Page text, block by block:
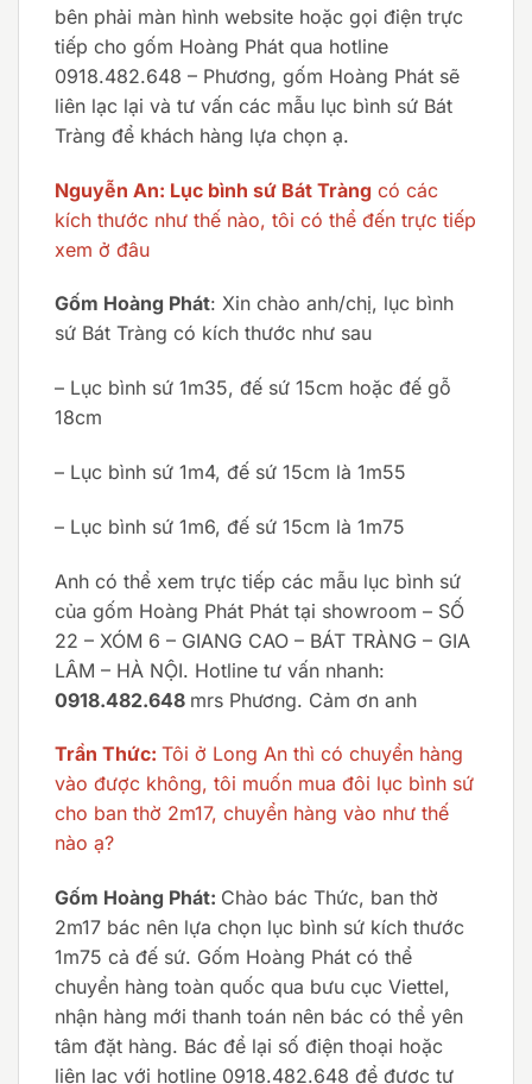
bên phải màn hình website hoặc gọi điện trực
tiếp cho gốm Hoàng Phát qua hotline
0918.482.648 – Phương, gốm Hoàng Phát sẽ
liên lạc lại và tư vấn các mẫu lục bình sứ Bát
Tràng để khách hàng lựa chọn ạ.
Nguyễn An: Lục bình sứ Bát Tràng có các
kích thước như thế nào, tôi có thể đến trực tiếp
xem ở đâu
Gốm Hoàng Phát: Xin chào anh/chị, lục bình
sứ Bát Tràng có kích thước như sau
– Lục bình sứ 1m35, đế sứ 15cm hoặc đế gỗ
18cm
– Lục bình sứ 1m4, đế sứ 15cm là 1m55
– Lục bình sứ 1m6, đế sứ 15cm là 1m75
Anh có thể xem trực tiếp các mẫu lục bình sứ
của gốm Hoàng Phát Phát tại showroom – SỐ
22 – XÓM 6 – GIANG CAO – BÁT TRÀNG – GIA
LÂM – HÀ NỘI. Hotline tư vấn nhanh:
0918.482.648 mrs Phương. Cảm ơn anh
Trần Thức: Tôi ở Long An thì có chuyển hàng
vào được không, tôi muốn mua đôi lục bình sứ
cho ban thờ 2m17, chuyển hàng vào như thế
nào ạ?
Gốm Hoàng Phát: Chào bác Thức, ban thờ
2m17 bác nên lựa chọn lục bình sứ kích thước
1m75 cả đế sứ. Gốm Hoàng Phát có thể
chuyển hàng toàn quốc qua bưu cục Viettel,
nhận hàng mới thanh toán nên bác có thể yên
tâm đặt hàng. Bác để lại số điện thoại hoặc
liên lạc với hotline 0918.482.648 để được tư